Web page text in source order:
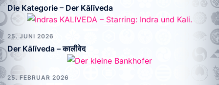
Die Kategorie – Der Kālīveda
25. JUNI 2026
Der KāIīveda – कालीवेद
25. FEBRUAR 2026